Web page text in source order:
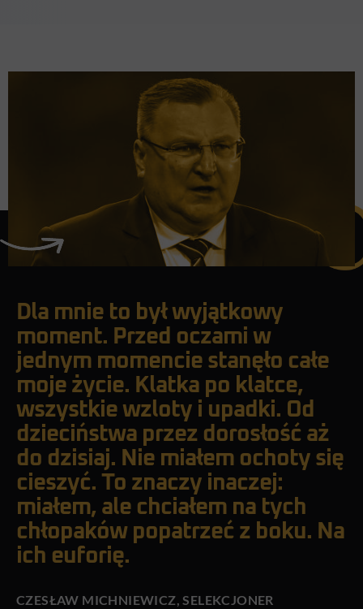
Dla mnie to był wyjątkowy
moment. Przed oczami w
jednym momencie stanęło całe
moje życie. Klatka po klatce,
wszystkie wzloty i upadki. Od
dzieciństwa przez dorosłość aż
do dzisiaj. Nie miałem ochoty się
cieszyć. To znaczy inaczej:
miałem, ale chciałem na tych
chłopaków popatrzeć z boku. Na
ich euforię.
CZESŁAW MICHNIEWICZ, SELEKCJONER